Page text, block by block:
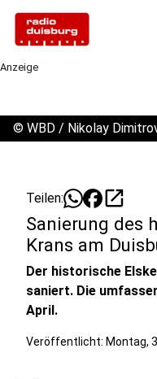
Anzeige
© WBD / Nikolay
Teilen: open_in_new
Sanierung des
Krans am
Der historische
saniert. Die
April.
Veröffentlicht: Montag,